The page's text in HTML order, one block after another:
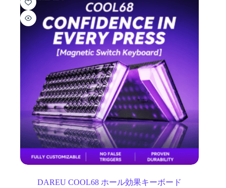
DAREU COOL68 ホール効果キーボード